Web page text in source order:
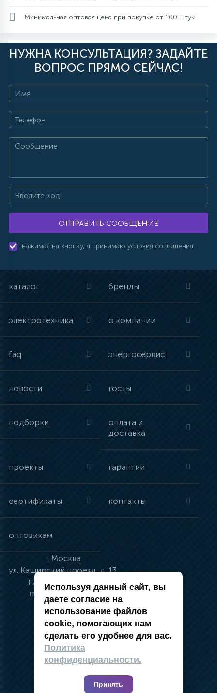
Минимальная оптовая цена при покупке от 100 штук
НУЖНА КОНСУЛЬТАЦИЯ? ЗАДАЙТЕ
ВОПРОС ПРЯМО СЕЙЧАС!
ОТПРАВИТЬ СООБЩЕНИЕ
нажимая на кнопку, я принимаю условия соглашения.
каталог бренды
электротехника о компании
faq энергосервис
новости госты
подборки
оплата и
доставка
проекты гарантии
сертификаты контакты
оптовикам
г. Москва
ул. Каширский проезд, д. 13
+7 (495) 134-41-83
moskva@vincci.ru
политика в отношении обработки
персональных данных
публичная оферта
карта сайта
Используя данный сайт, вы
даете согласие на
использование файлов
cookie, помогающих нам
сделать его удобнее для вас.
Политика
конфиденциальности.
Принять